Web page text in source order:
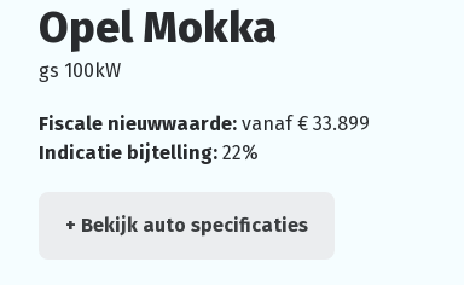
Opel Mokka
gs 100kW
Fiscale nieuwwaarde: vanaf € 33.899
Indicatie bijtelling: 22%
+ Bekijk auto specificaties